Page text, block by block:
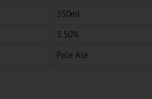
350ml
5.50%
Pale Ale